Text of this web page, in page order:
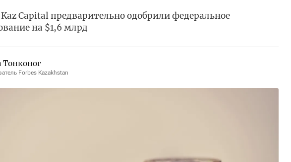
Kaz Capital предварительно одобрили федеральное
на $1,6 млрд
Тонконог
Forbes Kazakhstan